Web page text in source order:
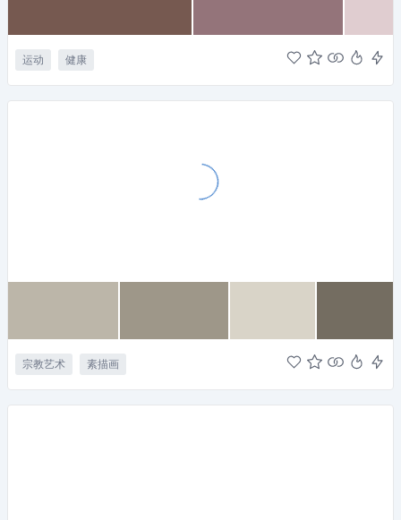
运动 健康
宗教艺术 素描画